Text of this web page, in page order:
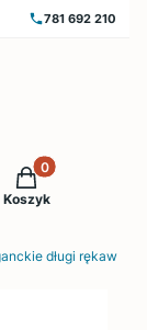
781 692 210
Produkty w
Koszyk
długi rękaw